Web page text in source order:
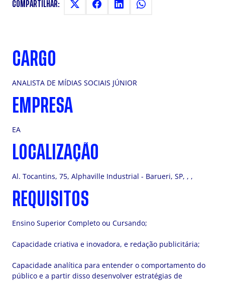
COMPARTILHAR:
CARGO
ANALISTA DE MÍDIAS SOCIAIS JÚNIOR
EMPRESA
EA
LOCALIZAÇÃO
Al. Tocantins, 75, Alphaville Industrial - Barueri, SP, , ,
REQUISITOS
Ensino Superior Completo ou Cursando;
Capacidade criativa e inovadora, e redação publicitária;
Capacidade analítica para entender o comportamento do
público e a partir disso desenvolver estratégias de